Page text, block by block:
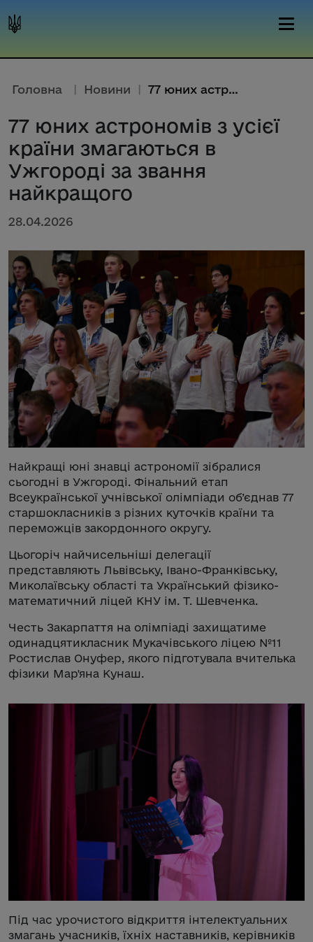
Головна | Новини | 77 юних астрономів з усієї кра...
77 юних астрономів з усієї
країни змагаються в
Ужгороді за звання
найкращого
28.04.2026
Найкращі юні знавці астрономії зібралися
сьогодні в Ужгороді. Фінальний етап
Всеукраїнської учнівської олімпіади об’єднав 77
старшокласників з різних куточків країни та
переможців закордонного округу.
Цьогоріч найчисельніші делегації
представляють Львівську, Івано-Франківську,
Миколаївську області та Український фізико-
математичний ліцей КНУ ім. Т. Шевченка.
Честь Закарпаття на олімпіаді захищатиме
одинадцятикласник Мукачівського ліцею №11
Ростислав Онуфер, якого підготувала вчителька
фізики Мар'яна Кунаш.
Під час урочистого відкриття інтелектуальних
змагань учасників, їхніх наставників, керівників